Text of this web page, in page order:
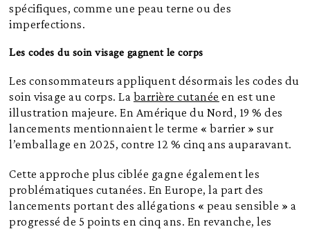
spécifiques, comme une peau terne ou des
imperfections.
Les codes du soin visage gagnent le corps
Les consommateurs appliquent désormais les codes du
soin visage au corps. La barrière cutanée en est une
illustration majeure. En Amérique du Nord, 19 % des
lancements mentionnaient le terme « barrier » sur
l’emballage en 2025, contre 12 % cinq ans auparavant.
Cette approche plus ciblée gagne également les
problématiques cutanées. En Europe, la part des
lancements portant des allégations « peau sensible » a
progressé de 5 points en cinq ans. En revanche, les